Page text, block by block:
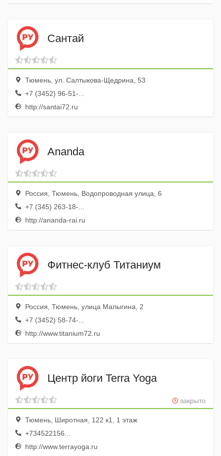
Сантай
Тюмень, ул. Салтыкова-Щедрина, 53
+7 (3452) 96-51-...
http://santai72.ru
Ananda
Россия, Тюмень, Водопроводная улица, 6
+7 (345) 263-18-...
http://ananda-rai.ru
Фитнес-клуб Титаниум
Россия, Тюмень, улица Малыгина, 2
+7 (3452) 58-74-...
http://www.titanium72.ru
Центр йоги Terra Yoga
закрыто
Тюмень, Широтная, 122 к1, 1 этаж
+734522156...
http://www.terrayoga.ru